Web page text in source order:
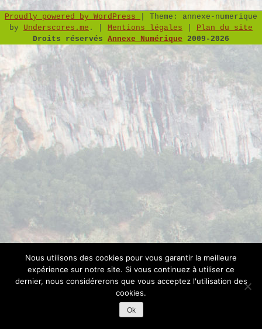
Proudly powered by WordPress
Theme: annexe-numerique
by Underscores.me . Mentions légales
Plan du site
Droits réservés Annexe Numérique 2009-2026
Nous utilisons des cookies pour vous garantir la meilleure
expérience sur notre site. Si vous continuez à utiliser ce
dernier, nous considérerons que vous acceptez l'utilisation des
cookies.
Ok